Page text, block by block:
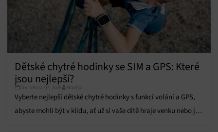
Přiřazování a kombinování údajů z jiných zdrojů
údajů, Propojení různých zařízení, Identifikace
zařízení na základě automaticky přenášených
informací.
Zajištění bezpečnosti, předcházení a zjišťování
podvodů a odstraňování chyb, Poskytování a
zobrazování reklamy a obsahu, Ukládání a sdělování
voleb ochrany osobních údajů.
Dětské chytré hodinky se SIM a GPS: Které
jsou nejlepší?
Čtvrtek 02. 07. 2026 Monika
Vyberte nejlepší dětské chytré hodinky s funkcí volání a GPS,
abyste mohli být v klidu, ať už si vaše dítě hraje venku nebo je